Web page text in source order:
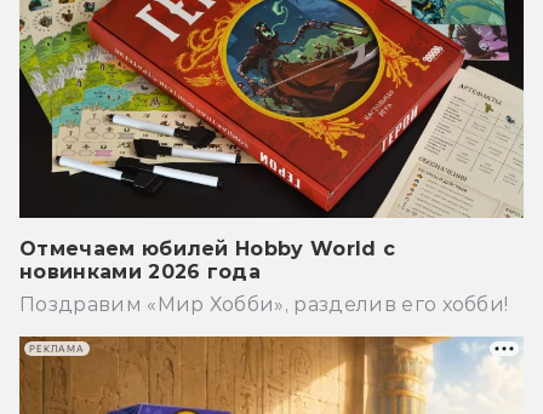
Отмечаем юбилей Hobby World с
новинками 2026 года
Поздравим «Мир Хобби», разделив его хобби!
РЕКЛАМА